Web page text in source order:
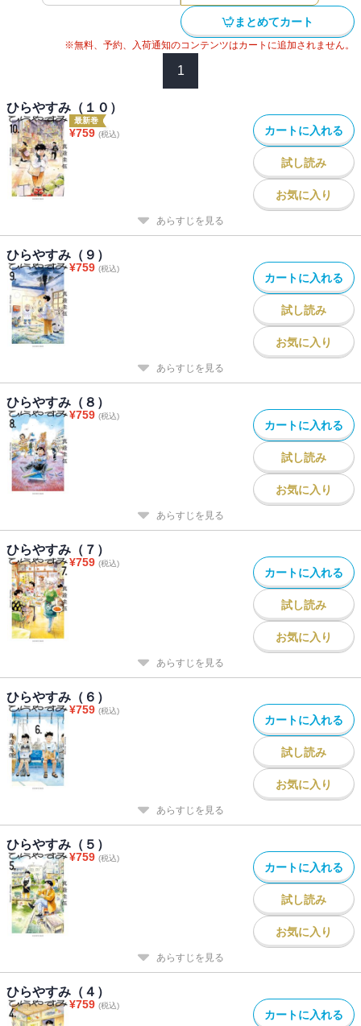
まとめてカート
※無料、予約、入荷通知のコンテンツはカートに追加されません。
1
ひらやすみ（１０）
最新巻
¥759 (税込) カートに入れる
試し読み
お気に入り
あらすじを見る
ひらやすみ（９）
¥759 (税込)
カートに入れる
試し読み
お気に入り
あらすじを見る
ひらやすみ（８）
¥759 (税込)
カートに入れる
試し読み
お気に入り
あらすじを見る
ひらやすみ（７）
¥759 (税込)
カートに入れる
試し読み
お気に入り
あらすじを見る
ひらやすみ（６）
¥759 (税込)
カートに入れる
試し読み
お気に入り
あらすじを見る
ひらやすみ（５）
¥759 (税込)
カートに入れる
試し読み
お気に入り
あらすじを見る
ひらやすみ（４）
¥759 (税込)
カートに入れる